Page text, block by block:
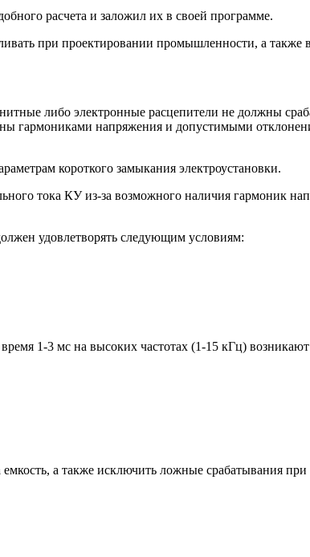
расчета и заложил их в своей программе.
при проектировании промышленности, а также
либо электронные расцепители не должны
гармониками напряжения и допустимыми
короткого замыкания электроустановки.
тока КУ из-за возможного наличия гармоник
удовлетворять следующим условиям:
1-3 мс на высоких частотах (1-15 кГц)
а также исключить ложные срабатывания